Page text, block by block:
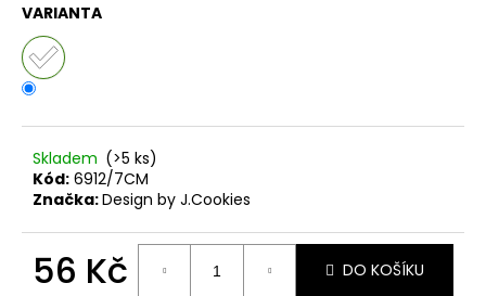
VARIANTA
Skladem (>5 ks)
Kód: 6912/7CM
Značka:Design by J.Cookies
56 Kč DO KOŠÍKU
D
o
p
o
č